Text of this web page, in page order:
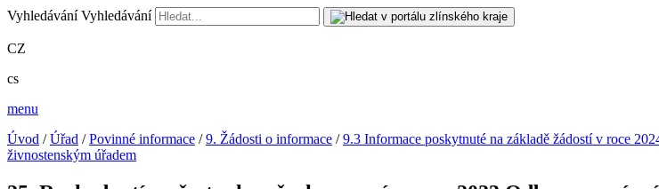
Vyhledávání Vyhledávání
CZ
cs
menu
Úvod /Úřad /Povinné informace /9. Žádosti o informace /9.3 Informace poskytnuté na základě žádostí v roce
živnostenským úřadem